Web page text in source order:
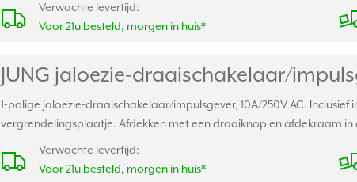
Verwachte levertijd:
Voor 21u besteld, morgen in huis*
JUNG jaloezie-draaischakelaar/
1-polige jaloezie-draaischakelaar/impulsgever, 10A/250V AC.
vergrendelingsplaatje. Afdekken met een draaiknop en afdekraam in
Verwachte levertijd:
Voor 21u besteld, morgen in huis*